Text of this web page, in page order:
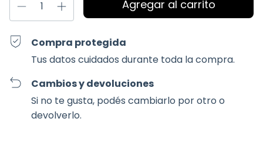
Compra protegida
Tus datos cuidados durante toda la compra.
Cambios y devoluciones
Si no te gusta, podés cambiarlo por otro o
devolverlo.